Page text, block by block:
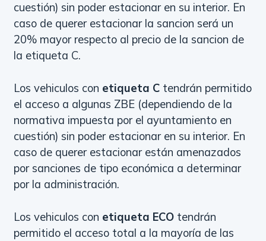
cuestión) sin poder estacionar en su interior. En
caso de querer estacionar la sancion será un
20% mayor respecto al precio de la sancion de
la etiqueta C.
Los vehiculos con etiqueta Ctendrán permitido
el acceso a algunas ZBE (dependiendo de la
normativa impuesta por el ayuntamiento en
cuestión) sin poder estacionar en su interior. En
caso de querer estacionar están amenazados
por sanciones de tipo económica a determinar
por la administración.
Los vehiculos con etiqueta ECOtendrán
permitido el acceso total a la mayoría de las